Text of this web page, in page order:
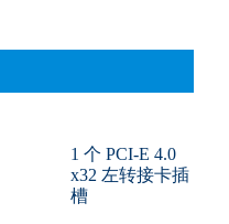
1 个 PCI-E 4.0
x32 左转接卡插
槽